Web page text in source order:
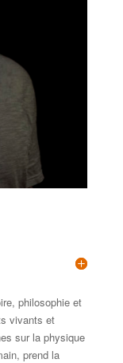
philosophie et
vivants et
sur la physique
prend la